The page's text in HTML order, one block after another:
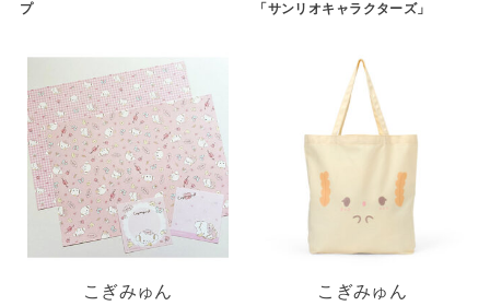
プ
「サンリオキャラクターズ」
こぎみゅん こぎみゅん